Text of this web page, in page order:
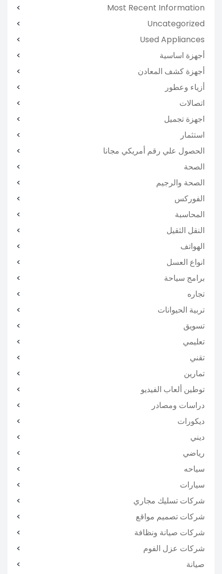
Most Recent Information
Uncategorized
Used Appliances
أجهزة اساسية
أجهزة كشف المعادن
أزياء وعطور
اتصالات
اجهزة تجميل
استثمار
الحصول علي رقم أمريكي مجانا
الصحة
الصحة والرجيم
الفوركس
المحاسبة
النقل الثقيل
الهواتف
انواع العسل
برامج سياحة
تجاره
تربية الحيوانات
تسويق
تعليمي
تقني
تمارين
توطين ألعاب الفيديو
دراسات ومصادر
ديكورات
ديني
رياضي
سياحه
سيارات
شركات تسليك مجاري
شركات تصميم مواقع
شركات صيانة ونظافة
شركات عزل الفوم
صيانة